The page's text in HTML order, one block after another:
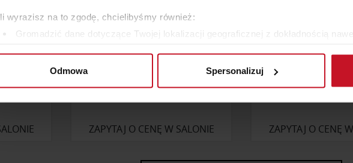
wyrazisz na to zgodę, chcielibyśmy również:
Gromadzić dane dotyczące Twojej lokalizacji geograficznej z dokładnością
się więcej odnośnie tego, jak Twoje osobiste dane są przetwarzane oraz
w naszej witrynie. Informacje o tym, jak korzystasz z naszej witryny,
Odmowa Spersonalizuj
ZAPYTAJ O CENĘ W SALONIE ZAPYTAJ O CENĘ